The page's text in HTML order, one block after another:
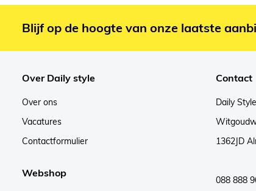
Blijf op de hoogte van onze laatste
Over Daily style
Over ons
Vacatures
Contactformulier
Webshop
Contact
Daily
1362JD
088 888